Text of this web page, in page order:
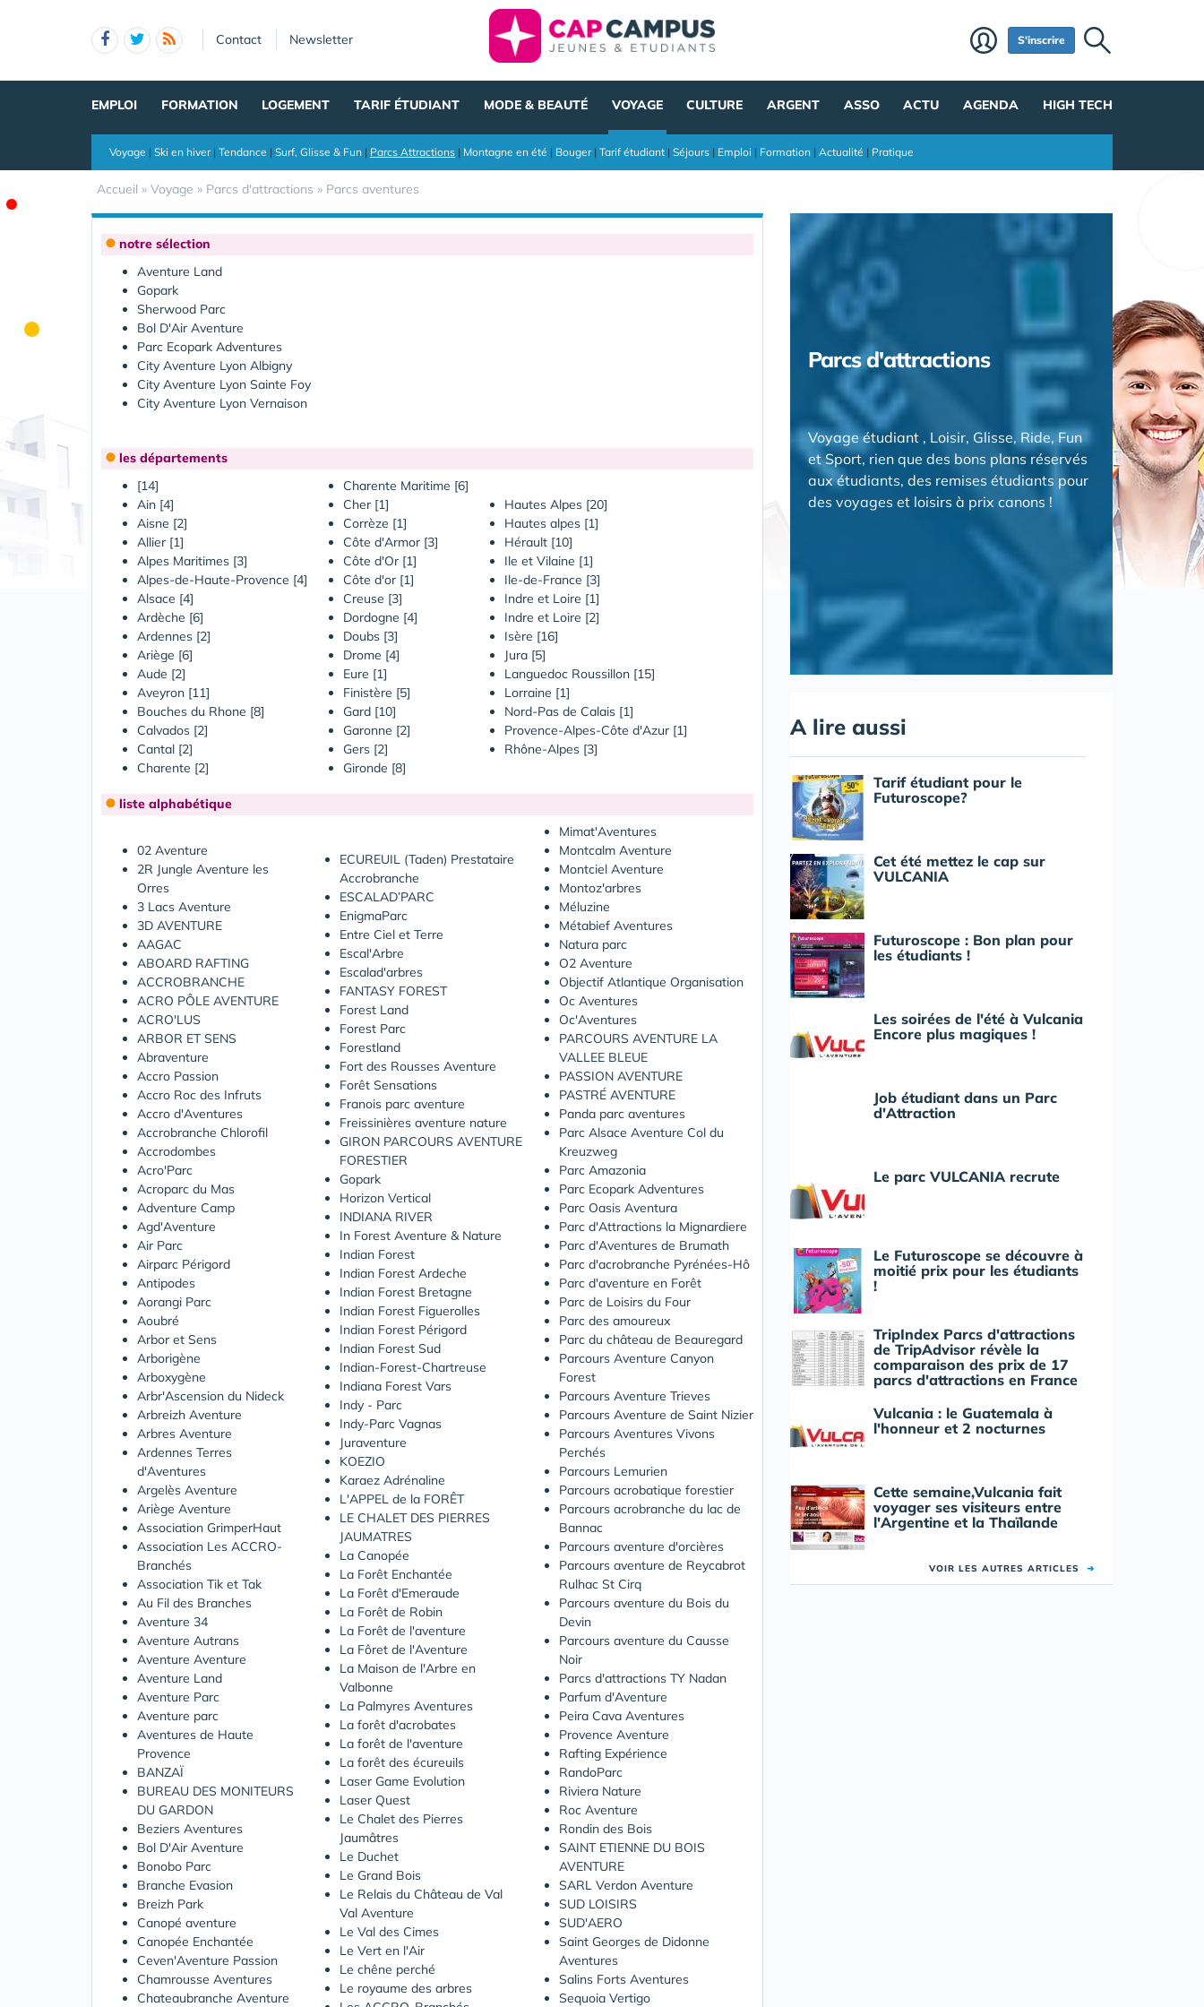
Contact Newsletter S'inscrire
EMPLOI FORMATION LOGEMENT TARIF ÉTUDIANT MODE & BEAUTÉ VOYAGE CULTURE ARGENT ASSO ACTU AGENDA HIGH TECH
Voyage | Ski en hiver| Tendance | Surf, Glisse & Fun | Parcs Attractions | Montagne en été | Bouger| Tarif étudiant | Séjours | Emploi | Formation | Actualité | Pratique
Accueil » Voyage » Parcs d'attractions » Parcs aventures
notre sélection
Aventure Land
Gopark
Sherwood Parc
Bol D'Air Aventure
Parc Ecopark Adventures
City Aventure Lyon Albigny
City Aventure Lyon Sainte Foy
City Aventure Lyon Vernaison
les départements
[14]
Ain [4]
Aisne [2]
Allier [1]
Alpes Maritimes [3]
Alpes-de-Haute-Provence [4]
Alsace [4]
Ardèche [6]
Ardennes [2]
Ariège [6]
Aude [2]
Aveyron [11]
Bouches du Rhone [8]
Calvados [2]
Cantal [2]
Charente [2]
Charente Maritime [6]
Cher [1]
Corrèze [1]
Côte d'Armor [3]
Côte d'Or [1]
Côte d'or [1]
Creuse [3]
Dordogne [4]
Doubs [3]
Drome [4]
Eure [1]
Finistère [5]
Gard [10]
Garonne [2]
Gers [2]
Gironde [8]
Hautes Alpes [20]
Hautes alpes [1]
Hérault [10]
Ile et Vilaine [1]
Ile-de-France [3]
Indre et Loire [1]
Indre et Loire [2]
Isère [16]
Jura [5]
Languedoc Roussillon [15]
Lorraine [1]
Nord-Pas de Calais [1]
Provence-Alpes-Côte d'Azur [1]
Rhône-Alpes [3]
liste alphabétique
02 Aventure
2R Jungle Aventure les
Orres
3 Lacs Aventure
3D AVENTURE
AAGAC
ABOARD RAFTING
ACCROBRANCHE
ACRO PÔLE AVENTURE
ACRO'LUS
ARBOR ET SENS
Abraventure
Accro Passion
Accro Roc des Infruts
Accro d'Aventures
Accrobranche Chlorofil
Accrodombes
Acro'Parc
Acroparc du Mas
Adventure Camp
Agd'Aventure
Air Parc
Airparc Périgord
Antipodes
Aorangi Parc
Aoubré
Arbor et Sens
Arborigène
Arboxygène
Arbr'Ascension du Nideck
Arbreizh Aventure
Arbres Aventure
Ardennes Terres
d'Aventures
Argelès Aventure
Ariège Aventure
Association GrimperHaut
Association Les ACCRO-
Branchés
Association Tik et Tak
Au Fil des Branches
Aventure 34
Aventure Autrans
Aventure Aventure
Aventure Land
Aventure Parc
Aventure parc
Aventures de Haute
Provence
BANZAÏ
BUREAU DES MONITEURS
DU GARDON
Beziers Aventures
Bol D'Air Aventure
Bonobo Parc
Branche Evasion
Breizh Park
Canopé aventure
Canopée Enchantée
Ceven'Aventure Passion
Chamrousse Aventures
Chateaubranche Aventure
ECUREUIL (Taden) Prestataire
Accrobranche
ESCALAD’PARC
EnigmaParc
Entre Ciel et Terre
Escal'Arbre
Escalad'arbres
FANTASY FOREST
Forest Land
Forest Parc
Forestland
Fort des Rousses Aventure
Forêt Sensations
Franois parc aventure
Freissinières aventure nature
GIRON PARCOURS AVENTURE
FORESTIER
Gopark
Horizon Vertical
INDIANA RIVER
In Forest Aventure & Nature
Indian Forest
Indian Forest Ardeche
Indian Forest Bretagne
Indian Forest Figuerolles
Indian Forest Périgord
Indian Forest Sud
Indian-Forest-Chartreuse
Indiana Forest Vars
Indy - Parc
Indy-Parc Vagnas
Juraventure
KOEZIO
Karaez Adrénaline
L'APPEL de la FORÊT
LE CHALET DES PIERRES
JAUMATRES
La Canopée
La Forêt Enchantée
La Forêt d'Emeraude
La Forêt de Robin
La Forêt de l'aventure
La Fôret de l'Aventure
La Maison de l'Arbre en
Valbonne
La Palmyres Aventures
La forêt d'acrobates
La forêt de l'aventure
La forêt des écureuils
Laser Game Evolution
Laser Quest
Le Chalet des Pierres
Jaumâtres
Le Duchet
Le Grand Bois
Le Relais du Château de Val
Val Aventure
Le Val des Cimes
Le Vert en l'Air
Le chêne perché
Le royaume des arbres
Mimat'Aventures
Montcalm Aventure
Montciel Aventure
Montoz'arbres
Méluzine
Métabief Aventures
Natura parc
O2 Aventure
Objectif Atlantique Organisation
Oc Aventures
Oc'Aventures
PARCOURS AVENTURE LA
VALLEE BLEUE
PASSION AVENTURE
PASTRÉ AVENTURE
Panda parc aventures
Parc Alsace Aventure Col du
Kreuzweg
Parc Amazonia
Parc Ecopark Adventures
Parc Oasis Aventura
Parc d'Attractions la Mignardiere
Parc d'Aventures de Brumath
Parc d'acrobranche Pyrénées-Hô
Parc d'aventure en Forêt
Parc de Loisirs du Four
Parc des amoureux
Parc du château de Beauregard
Parcours Aventure Canyon
Forest
Parcours Aventure Trieves
Parcours Aventure de Saint Nizier
Parcours Aventures Vivons
Perchés
Parcours Lemurien
Parcours acrobatique forestier
Parcours acrobranche du lac de
Bannac
Parcours aventure d'orcières
Parcours aventure de Reycabrot
Rulhac St Cirq
Parcours aventure du Bois du
Devin
Parcours aventure du Causse
Noir
Parcs d'attractions TY Nadan
Parfum d'Aventure
Peira Cava Aventures
Provence Aventure
Rafting Expérience
RandoParc
Riviera Nature
Roc Aventure
Rondin des Bois
SAINT ETIENNE DU BOIS
AVENTURE
SARL Verdon Aventure
SUD LOISIRS
SUD'AERO
Saint Georges de Didonne
Aventures
Salins Forts Aventures
Sequoia Vertigo
Parcs d'attractions
Voyage étudiant , Loisir, Glisse, Ride, Fun
et Sport, rien que des bons plans réservés
aux étudiants, des remises étudiants pour
des voyages et loisirs à prix canons !
A lire aussi
Tarif étudiant pour le
Futuroscope?
Cet été mettez le cap sur
VULCANIA
Futuroscope : Bon plan pour
les étudiants !
Les soirées de l'été à Vulcania
Encore plus magiques !
Job étudiant dans un Parc
d'Attraction
Le parc VULCANIA recrute
Le Futuroscope se découvre à
moitié prix pour les étudiants
!
TripIndex Parcs d'attractions
de TripAdvisor révèle la
comparaison des prix de 17
parcs d'attractions en France
Vulcania : le Guatemala à
l'honneur et 2 nocturnes
Cette semaine,Vulcania fait
voyager ses visiteurs entre
l'Argentine et la Thaïlande
VOIR LES AUTRES ARTICLES ➜